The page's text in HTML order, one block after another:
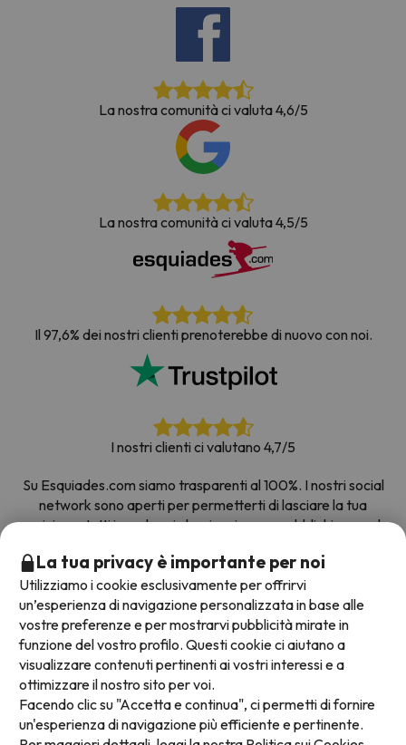
La nostra comunità ci valuta 4,6/5
La nostra comunità ci valuta 4,5/5
Il 97,6% dei nostri clienti prenoterebbe di nuovo con noi.
I nostri clienti ci valutano 4,7/5
Su Esquiades.com siamo trasparenti al 100%. I nostri social
network sono aperti per permetterti di lasciare la tua
opinione, tutti i sondaggi che riceviamo e pubblichiamo sul
Prenota con fiducia|Più di 700.000 persone hanno
prenotato la loro settimana bianca con Esquiades.com
Metodi di pagamento disponibili
La tua privacy è importante per noi
Utilizziamo i cookie esclusivamente per offrirvi
un’esperienza di navigazione personalizzata in base alle
vostre preferenze e per mostrarvi pubblicità mirate in
funzione del vostro profilo. Questi cookie ci aiutano a
visualizzare contenuti pertinenti ai vostri interessi e a
ottimizzare il nostro sito per voi.
Facendo clic su "Accetta e continua", ci permetti di fornire
un'esperienza di navigazione più efficiente e pertinente.